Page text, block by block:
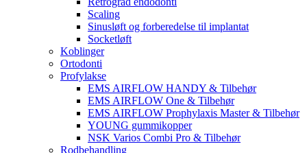
Scaling
Sinusløft og forberedelse til implantat
Socketløft
Koblinger
Ortodonti
Profylakse
EMS AIRFLOW HANDY & Tilbehør
EMS AIRFLOW One & Tilbehør
EMS AIRFLOW Prophylaxis Master & Tilbehør
YOUNG gummikopper
NSK Varios Combi Pro & Tilbehør
Rodbehandling